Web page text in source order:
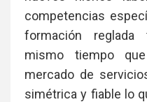
competencias
formación reglada
mismo tiempo
mercado de
simétrica y fiable lo